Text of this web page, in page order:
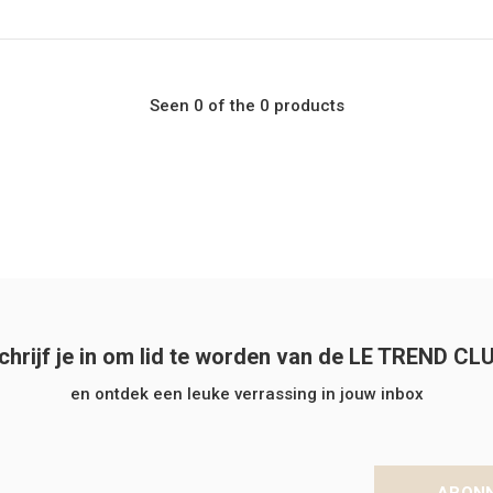
Seen 0 of the 0 products
je in om lid te worden van de LE TREND
en ontdek een leuke verrassing in jouw inbox